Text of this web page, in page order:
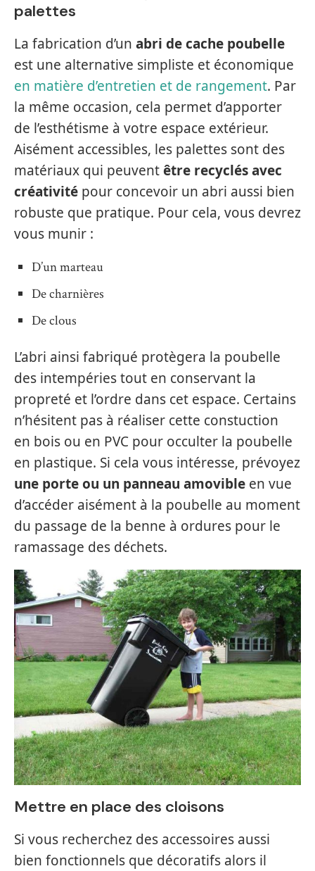
palettes
La fabrication d’un abri de cache poubelle
est une alternative simpliste et économique
en matière d’entretien et de rangement. Par
la même occasion, cela permet d’apporter
de l’esthétisme à votre espace extérieur.
Aisément accessibles, les palettes sont des
matériaux qui peuventêtre recyclés avec
créativité pour concevoir un abri aussi bien
robuste que pratique. Pour cela, vous devrez
vous munir :
D’un marteau
De charnières
De clous
L’abri ainsi fabriqué protègera la poubelle
des intempéries tout en conservant la
propreté et l’ordre dans cet espace. Certains
n’hésitent pas à réaliser cette constuction
en bois ou en PVC pour occulter la poubelle
en plastique. Si cela vous intéresse, prévoyez
une porte ou un panneau amovible en vue
d’accéder aisément à la poubelle au moment
du passage de la benne à ordures pour le
ramassage des déchets.
Mettre en place des cloisons
Si vous recherchez des accessoires aussi
bien fonctionnels que décoratifs alors il